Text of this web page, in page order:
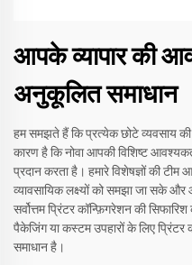
आपके व्यापार की
अनुकूलित समाधान
हम समझते हैं कि प्रत्येक छोटे व्यवसाय की
कारण है कि नोवा आपकी विशिष्ट
प्रदान करता है। हमारे विशेषज्ञों की
व्यावसायिक लक्ष्यों को समझा जा सके
सर्वोत्तम प्रिंटर कॉन्फ़िगरेशन की
पैकेजिंग या कस्टम उपहारों के लिए
समाधान है।